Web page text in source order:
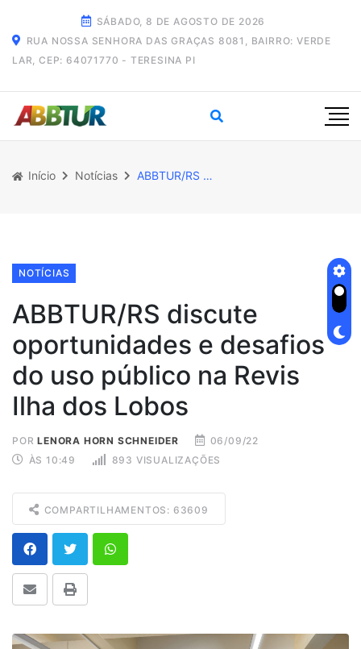
SÁBADO, 8 DE AGOSTO DE 2026
RUA NOSSA SENHORA DAS GRAÇAS 8081, BAIRRO: VERDE
LAR, CEP: 64071770 - TERESINA PI
Início Notícias ABBTUR/RS discute oportunidades e desafios do uso público na Revis Ilha dos Lobos
NOTÍCIAS
ABBTUR/RS discute
oportunidades e desafios
do uso público na Revis
Ilha dos Lobos
PORLENORA HORN SCHNEIDER
06/09/22
ÀS 10:49
893 VISUALIZAÇÕES
COMPARTILHAMENTOS: 63609